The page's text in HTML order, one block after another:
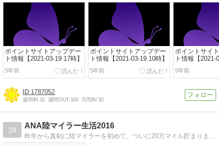
ポイントサイトアップデー
ト情報【2021-03-19 17時】
5年前
ポイントサイトアップデー
ト情報【2021-03-19 10時】
5年前
ポイントサイ
ト情報【
5年前
1787052
週間IN:10 週間OUT:100 月間IN:10
24
ANA陸マイラー生活2016